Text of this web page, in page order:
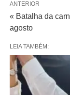
ANTERIOR
« Batalha da
agosto
LEIA TAMBÉM: